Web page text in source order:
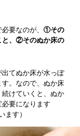
要なのが、 ①その
と、②そのぬか床の
てぬか床が水っぽ
。なので、ぬか床
けていくと、ぬか
要になります
ます）